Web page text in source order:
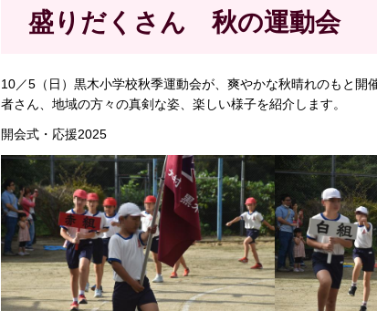
盛りだくさん 秋の運動会
10／5（日）黒木小学校秋季運動会が、爽やかな秋晴れのもと
者さん、地域の方々の真剣な姿、楽しい様子を紹介します。
開会式・応援2025